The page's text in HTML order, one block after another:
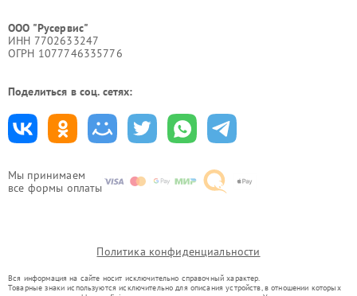
Мы принимаем
все формы оплаты
ООО "Русервис"
ИНН 7702633247
ОГРН 1077746335776
Поделиться в соц. сетях:
Политика конфиденциальности
Вся информация на сайте носит исключительно справочный характер.
Товарные знаки используются исключительно для описания устройств, в отношении которых